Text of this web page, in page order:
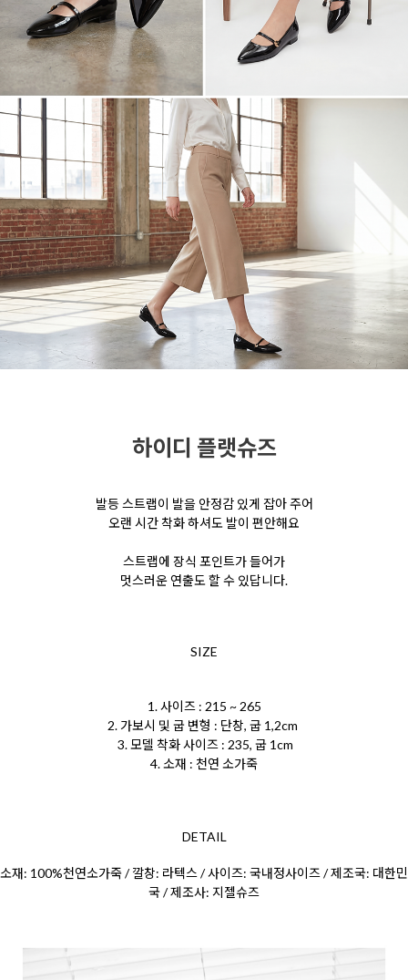
하이디 플랫슈즈
발등 스트랩이 발을 안정감 있게 잡아 주어
오랜 시간 착화 하셔도 발이 편안해요
스트랩에 장식 포인트가 들어가
멋스러운 연출도 할 수 있답니다.
SIZE
1. 사이즈 : 215 ~ 265
2. 가보시 및 굽 변형 : 단창, 굽 1,2cm
3. 모델 착화 사이즈 : 235, 굽 1cm
4. 소재 : 천연 소가죽
DETAIL
소재: 100%천연소가죽 / 깔창: 라텍스 / 사이즈: 국내정사이즈 / 제조국: 대한민
국 / 제조사: 지젤슈즈